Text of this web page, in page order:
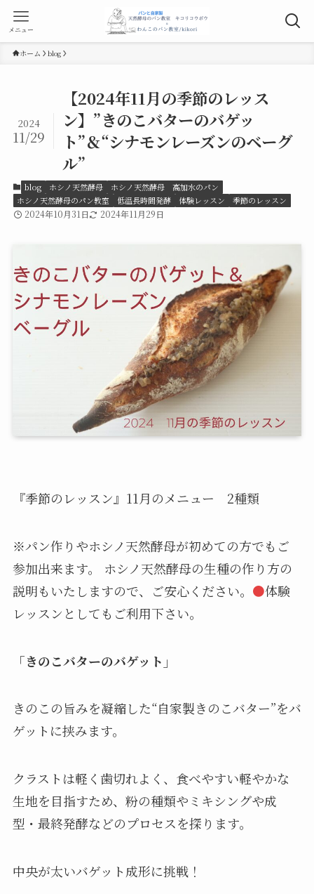
メニュー
ホーム blog
【2024年11月の季節のレッス
ン】”きのこバターのバゲッ
ト”＆“シナモンレーズンのベーグ
ル”
2024
11/29
blog ホシノ天然酵母
ホシノ天然酵母 高加水のパン
ホシノ天然酵母のパン教室
低温長時間発酵 体験レッスン 季節のレッスン
2024年10月31日 2024年11月29日
『季節のレッスン』11月のメニュー 2種類
※パン作りやホシノ天然酵母が初めての方でもご
参加出来ます。 ホシノ天然酵母の生種の作り方の
説明もいたしますので、ご安心ください。 ●体験
レッスンとしてもご利用下さい。
「きのこバターのバゲット」
きのこの旨みを凝縮した“自家製きのこバター”をバ
ゲットに挟みます。
クラストは軽く歯切れよく、食べやすい軽やかな
生地を目指すため、粉の種類やミキシングや成
型・最終発酵などのプロセスを探ります。
中央が太いバゲット成形に挑戦！